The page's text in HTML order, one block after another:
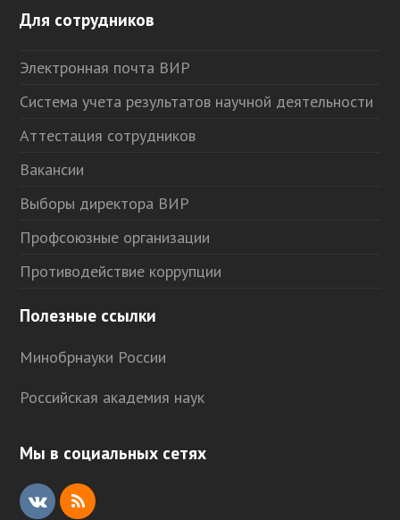
Для сотрудников
Электронная почта ВИР
Система учета результатов научной деятельности
Аттестация сотрудников
Вакансии
Выборы директора ВИР
Профсоюзные организации
Противодействие коррупции
Полезные ссылки
Минобрнауки России
Российская академия наук
Мы в социальных сетях
V R